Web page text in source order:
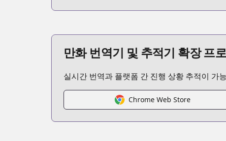
Kitsu
https://kitsu.app/manga/354
MangaUpdates
MangaUpdates
https://www.mangaupdates.com/
Book☆Walker
만화 번역기 및 추적기 확장 프
실시간 번역과 플랫폼 간 진행 상황 추적이 가
Chrome Web Store